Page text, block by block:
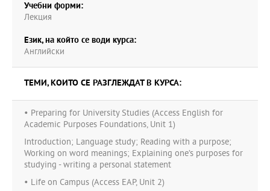
Учебни форми:
Лекция
Език, на който се води курса:
Английски
ТЕМИ, КОИТО СЕ РАЗГЛЕЖДАТ В КУРСА:
• Preparing for University Studies (Access English for
Academic Purposes Foundations, Unit 1)
Introduction; Language study; Reading with a purpose;
Working on word meanings; Explaining one’s purposes for
studying - writing a personal statement
• Life on Campus (Access EAP, Unit 2)